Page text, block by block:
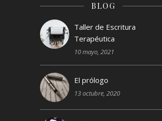
BLOG
Taller de Escritura
Terapéutica
10 mayo, 2021
El prólogo
13 octubre, 2020